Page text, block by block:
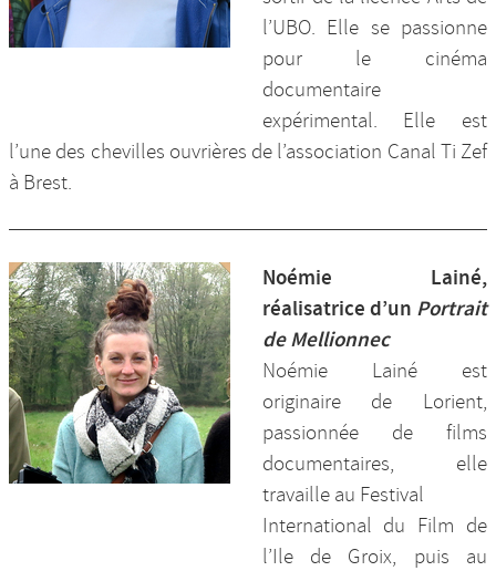
l’UBO. Elle se passionne
pour le cinéma
documentaire
expérimental. Elle est
l’une des chevilles ouvrières de l’association Canal Ti Zef
à Brest.
Noémie Lainé,
réalisatrice d’un Portrait
de Mellionnec
Noémie Lainé est
originaire de Lorient,
passionnée de films
documentaires, elle
travaille au Festival
International du Film de
l’Ile de Groix, puis au